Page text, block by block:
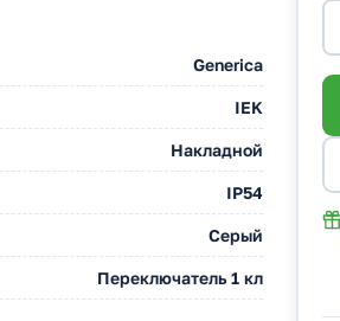
Generica
IEK
Накладной
IP54
Серый
Переключатель 1 кл